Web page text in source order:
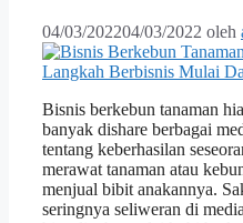
04/03/202204/03/2022 oleh
Bisnis berkebun tanaman
banyak dishare berbagai
tentang keberhasilan
merawat tanaman atau
menjual bibit anakannya.
seringnya seliweran di